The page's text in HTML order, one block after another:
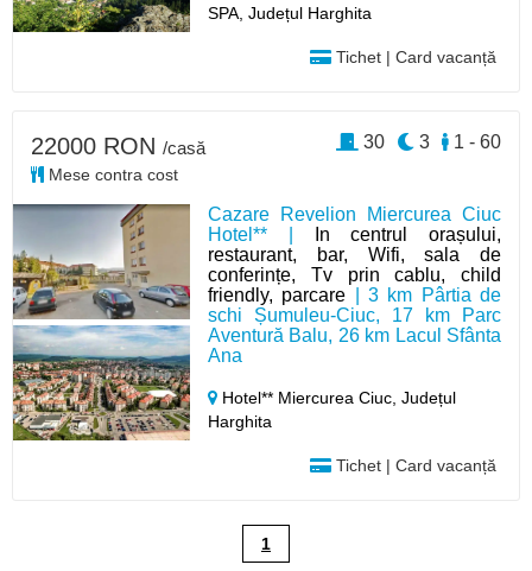
SPA, Județul Harghita
Tichet | Card vacanță
Cazare Revelion Miercurea Ciuc
Hotel** |
In centrul orașului,
restaurant, bar, Wifi, sala de
conferințe, Tv prin cablu, child
friendly, parcare | 3 km Pârtia de
schi Șumuleu-Ciuc, 17 km Parc
Aventură Balu, 26 km Lacul Sfânta
Ana
Hotel** Miercurea Ciuc,Județul
Harghita
Tichet | Card vacanță
22000 RON /casă
Mese contra cost
1 - 60
3
30
1